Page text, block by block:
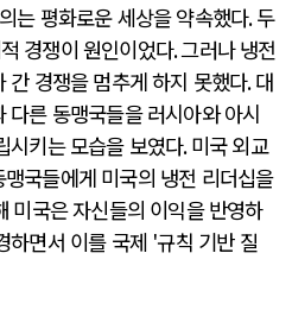
는 평화로운 세상을 약속했다.두
경쟁이 원인이었다.그러나 냉전
간 경쟁을 멈추게 하지 못했다.대
다른 동맹국들을 러시아와 아시
시키는 모습을 보였다.미국 외교
국들에게 미국의 냉전 리더십을
미국은 자신들의 이익을 반영하
하면서 이를 국제 '규칙 기반 질